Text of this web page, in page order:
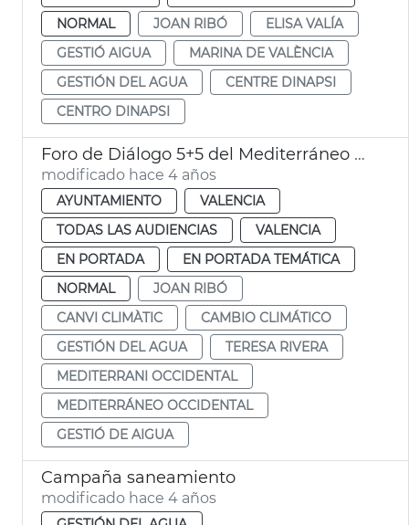
NORMAL
JOAN RIBÓ
ELISA VALÍA
GESTIÓ AIGUA
MARINA DE VALÈNCIA
GESTIÓN DEL AGUA
CENTRE DINAPSI
CENTRO DINAPSI
Foro de Diálogo 5+5 del Mediterráneo Occidental
modificado hace 4 años
AYUNTAMIENTO
VALENCIA
TODAS LAS AUDIENCIAS
VALENCIA
EN PORTADA
EN PORTADA TEMÁTICA
NORMAL
JOAN RIBÓ
CANVI CLIMÀTIC
CAMBIO CLIMÁTICO
GESTIÓN DEL AGUA
TERESA RIVERA
MEDITERRANI OCCIDENTAL
MEDITERRÁNEO OCCIDENTAL
GESTIÓ DE AIGUA
Campaña saneamiento
modificado hace 4 años